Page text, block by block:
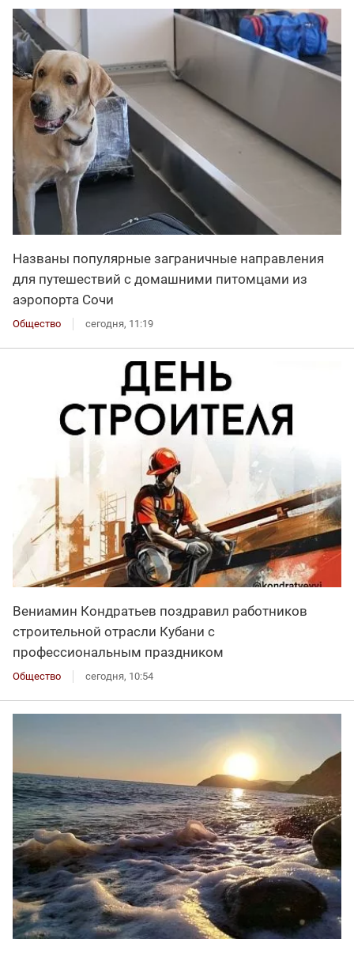
Названы популярные заграничные направления
для путешествий с домашними питомцами из
аэропорта Сочи
Общество сегодня, 11:19
Вениамин Кондратьев поздравил работников
строительной отрасли Кубани с
профессиональным праздником
Общество сегодня, 10:54